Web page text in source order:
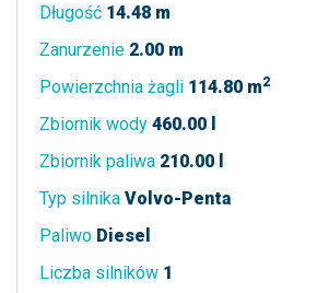
Długość 14.48 m
Zanurzenie 2.00 m
Powierzchnia żagli 114.80 m2
Zbiornik wody 460.00 l
Zbiornik paliwa 210.00 l
Typ silnika Volvo-Penta
Paliwo Diesel
Liczba silników 1